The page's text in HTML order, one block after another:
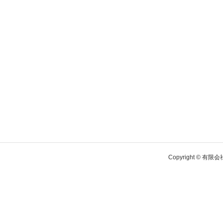
Copyright © 有限会